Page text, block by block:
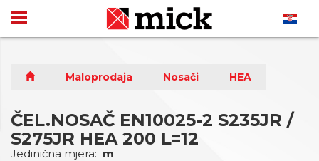
Maloprodaja Nosači HEA
ČEL.NOSAČ EN10025-2 S235JR /
S275JR HEA 200 L=12
Jedinična mjera: m